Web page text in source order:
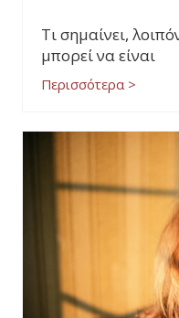
Τι σημαίνει,
μπορεί να είναι
Περισσότερα >